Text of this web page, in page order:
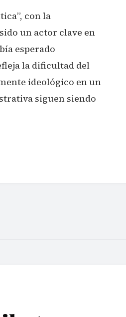
con la
un actor clave en
esperado
la dificultad del
ideológico en un
siguen siendo